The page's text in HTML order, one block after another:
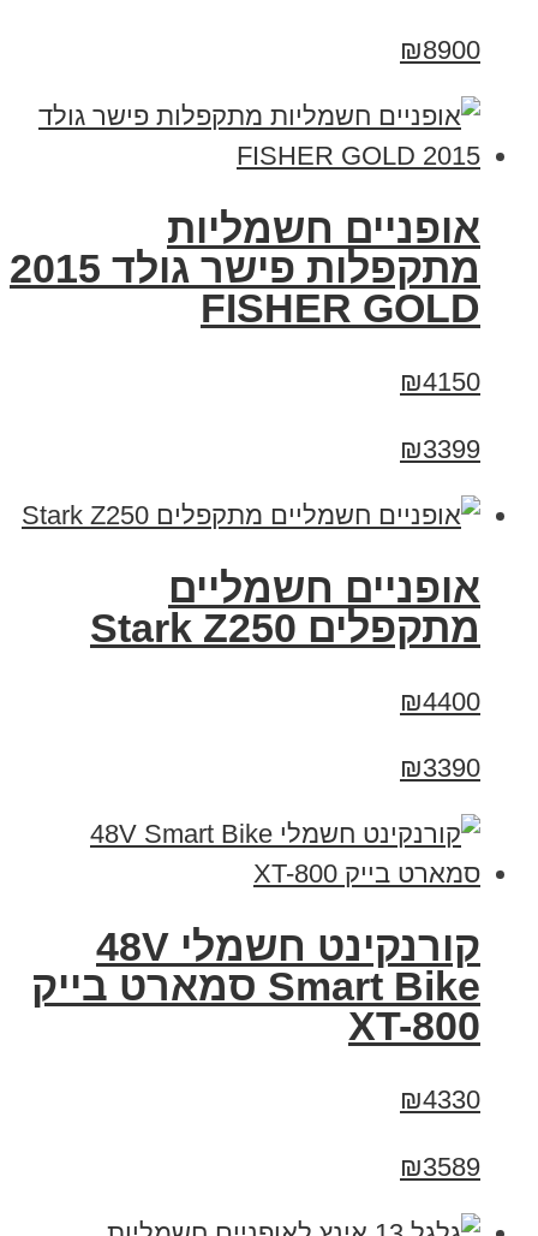
₪8900
אופניים חשמליות
מתקפלות פישר גולד 2015
FISHER GOLD
₪4150
₪3399
‏אופניים חשמליים
‏מתקפלים Stark Z250
₪4400
₪3390
קורנקינט חשמלי 48V
Smart Bike סמארט בייק
XT-800
₪4330
₪3589